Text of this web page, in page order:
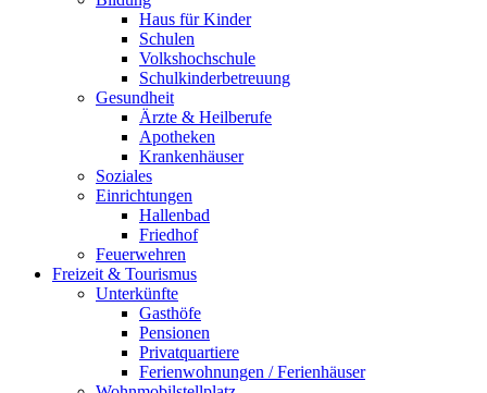
Haus für Kinder
Schulen
Volkshochschule
Schulkinderbetreuung
Gesundheit
Ärzte & Heilberufe
Apotheken
Krankenhäuser
Soziales
Einrichtungen
Hallenbad
Friedhof
Feuerwehren
Freizeit & Tourismus
Unterkünfte
Gasthöfe
Pensionen
Privatquartiere
Ferienwohnungen / Ferienhäuser